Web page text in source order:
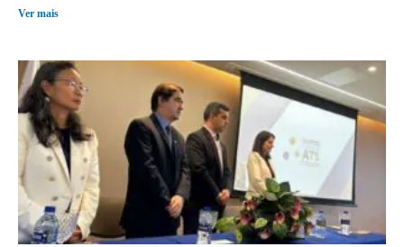
Ver mais